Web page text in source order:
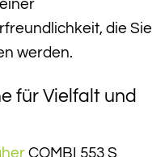
die Sie
werden.
für Vielfalt und
COMBI 553 S